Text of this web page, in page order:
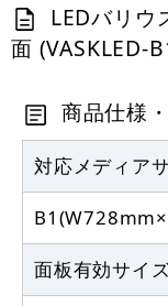
LEDバリウ
面 (VASKLED-
商品仕様
対応メディア
面板有効サイ